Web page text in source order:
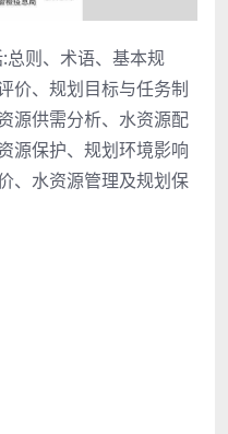
总则、术语、基本规
价、规划目标与任务制
源供需分析、水资源配
源保护、规划环境影响
、水资源管理及规划保